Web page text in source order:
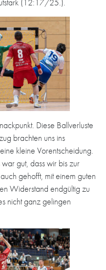
Diese Ballverluste
brachten uns ins
kleine Vorentscheidung.
gut, dass wir bis zur
gehofft, mit einem guten
Widerstand endgültig zu
nicht ganz gelingen